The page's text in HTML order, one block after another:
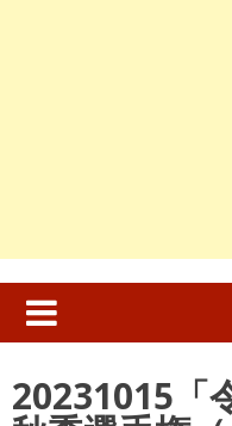
検
索:
20231015「